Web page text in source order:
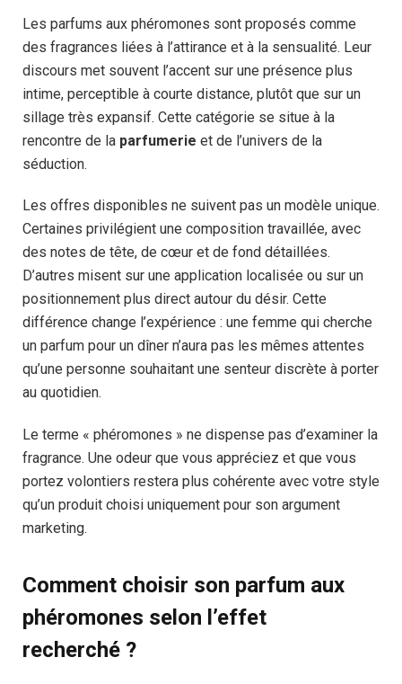
Les parfums aux phéromones sont proposés comme
des fragrances liées à l’attirance et à la sensualité. Leur
discours met souvent l’accent sur une présence plus
intime, perceptible à courte distance, plutôt que sur un
sillage très expansif. Cette catégorie se situe à la
rencontre de la parfumerie et de l’univers de la
séduction.
Les offres disponibles ne suivent pas un modèle unique.
Certaines privilégient une composition travaillée, avec
des notes de tête, de cœur et de fond détaillées.
D’autres misent sur une application localisée ou sur un
positionnement plus direct autour du désir. Cette
différence change l’expérience : une femme qui cherche
un parfum pour un dîner n’aura pas les mêmes attentes
qu’une personne souhaitant une senteur discrète à porter
au quotidien.
Le terme « phéromones » ne dispense pas d’examiner la
fragrance. Une odeur que vous appréciez et que vous
portez volontiers restera plus cohérente avec votre style
qu’un produit choisi uniquement pour son argument
marketing.
Comment choisir son parfum aux
phéromones selon l’effet
recherché ?